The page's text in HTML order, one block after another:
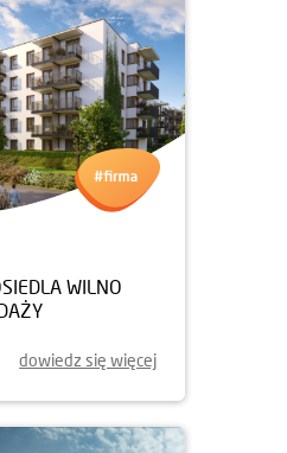
WILNO
dowiedz się więcej